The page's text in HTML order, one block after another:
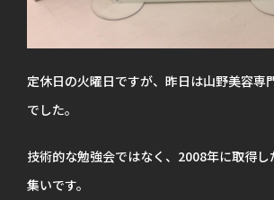
定休日の火曜日ですが、昨日は山野美容専
でした。
技術的な勉強会ではなく、2008年に取得
集いです。